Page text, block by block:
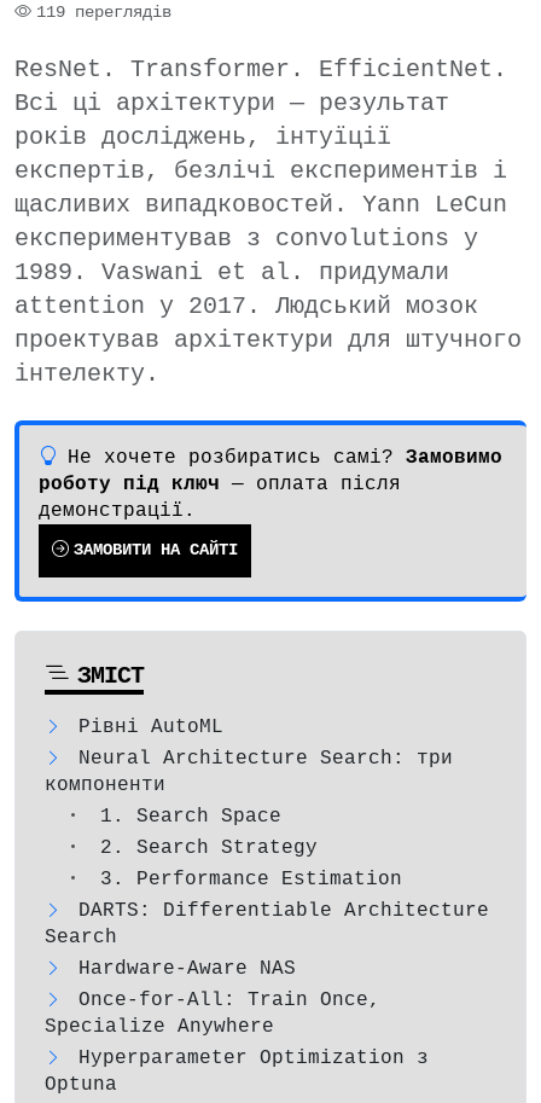
119 переглядів
ResNet. Transformer. EfficientNet.
Всі ці архітектури — результат
років досліджень, інтуїції
експертів, безлічі експериментів і
щасливих випадковостей. Yann LeCun
експериментував з convolutions у
1989. Vaswani et al. придумали
attention у 2017. Людський мозок
проектував архітектури для штучного
інтелекту.
Не хочете розбиратись самі? Замовимо
роботу під ключ — оплата після
демонстрації.
ЗАМОВИТИ НА САЙТІ
ЗМІСТ
Рівні AutoML
Neural Architecture Search: три
компоненти
1. Search Space
2. Search Strategy
3. Performance Estimation
DARTS: Differentiable Architecture
Search
Hardware-Aware NAS
Once-for-All: Train Once,
Specialize Anywhere
Hyperparameter Optimization з
Optuna